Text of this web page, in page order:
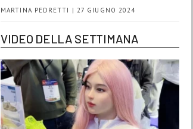
MARTINA PEDRETTI | 27 GIUGNO 2024
VIDEO DELLA SETTIMANA